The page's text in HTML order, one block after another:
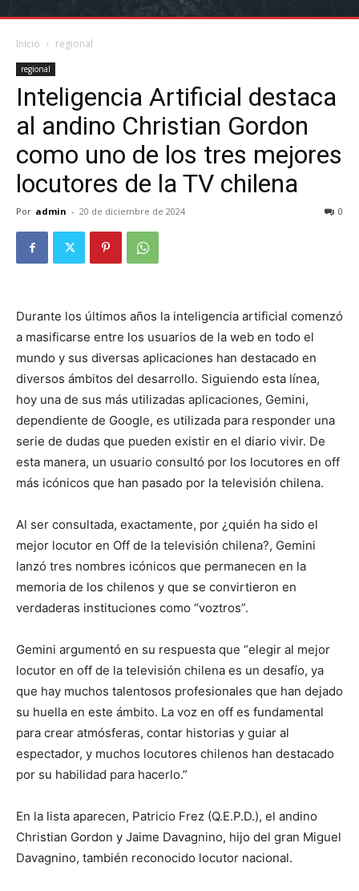
Inicio regional
regional
Inteligencia Artificial destaca
al andino Christian Gordon
como uno de los tres mejores
locutores de la TV chilena
Por admin - 20 de diciembre de 2024 0
Durante los últimos años la inteligencia artificial comenzó
a masificarse entre los usuarios de la web en todo el
mundo y sus diversas aplicaciones han destacado en
diversos ámbitos del desarrollo. Siguiendo esta línea,
hoy una de sus más utilizadas aplicaciones, Gemini,
dependiente de Google, es utilizada para responder una
serie de dudas que pueden existir en el diario vivir. De
esta manera, un usuario consultó por los locutores en off
más icónicos que han pasado por la televisión chilena.
Al ser consultada, exactamente, por ¿quién ha sido el
mejor locutor en Off de la televisión chilena?, Gemini
lanzó tres nombres icónicos que permanecen en la
memoria de los chilenos y que se convirtieron en
verdaderas instituciones como “voztros”.
Gemini argumentó en su respuesta que “elegir al mejor
locutor en off de la televisión chilena es un desafío, ya
que hay muchos talentosos profesionales que han dejado
su huella en este ámbito. La voz en off es fundamental
para crear atmósferas, contar historias y guiar al
espectador, y muchos locutores chilenos han destacado
por su habilidad para hacerlo.”
En la lista aparecen, Patricio Frez (Q.E.P.D.), el andino
Christian Gordon y Jaime Davagnino, hijo del gran Miguel
Davagnino, también reconocido locutor nacional.